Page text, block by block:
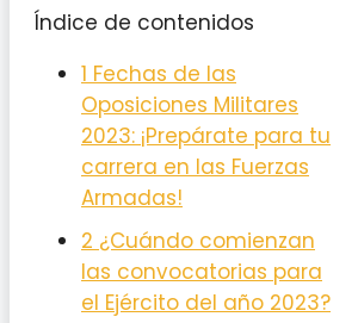
Índice de contenidos
1 Fechas de las
Oposiciones Militares
2023: ¡Prepárate para tu
carrera en las Fuerzas
Armadas!
2 ¿Cuándo comienzan
las convocatorias para
el Ejército del año 2023?